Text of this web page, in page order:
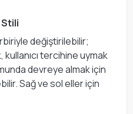
değiştirilebilir;
kullanıcı tercihine uymak
devreye almak için
Sağ ve sol eller için